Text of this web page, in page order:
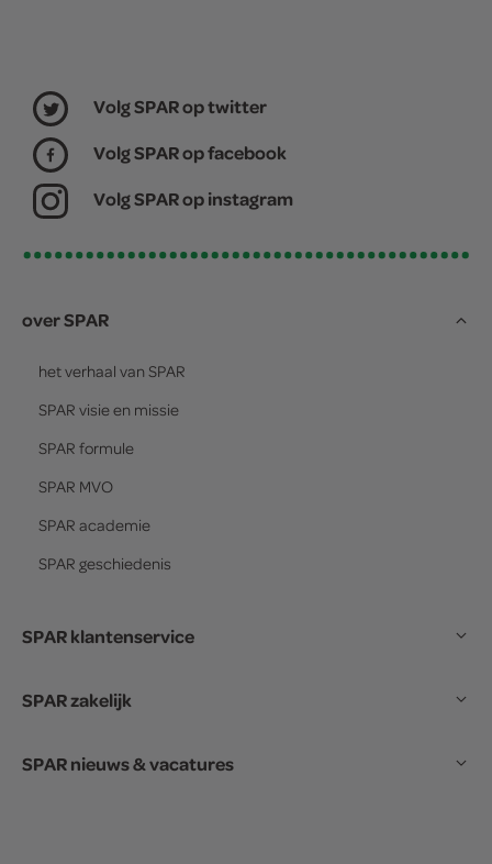
Volg SPAR op twitter
Volg SPAR op facebook
Volg SPAR op instagram
over SPAR
het verhaal van SPAR
SPAR visie en missie
SPAR formule
SPAR MVO
SPAR academie
SPAR geschiedenis
SPAR klantenservice
SPAR zakelijk
SPAR nieuws & vacatures